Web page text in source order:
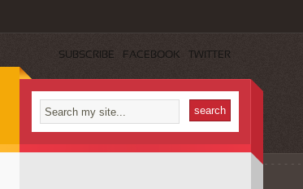
SUBSCRIBE FACEBOOK TWITTER